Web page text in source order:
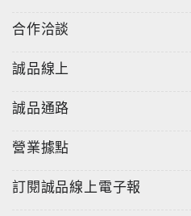
合作洽談
誠品線上
誠品通路
營業據點
訂閱誠品線上電子報